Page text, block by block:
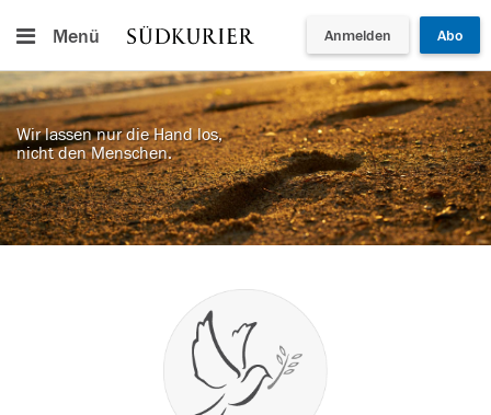
Menü Anmelden Abo
Wir lassen nur die Hand los,
nicht den Menschen.